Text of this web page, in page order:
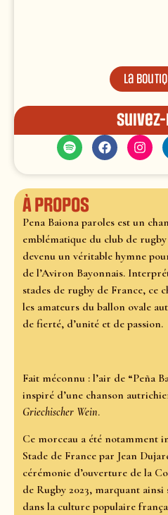
La
À propos
Pena Baiona paroles est un
emblématique du club de
devenu un véritable hymne
de l’Aviron Bayonnais.
stades de rugby de France, ce
les amateurs du ballon ovale
de fierté, d’unité et de passion.
Fait méconnu : l’air de “Peña
inspiré d’une chanson
Griechischer Wein.
Ce morceau a été notamment
Stade de France par Jean
cérémonie d’ouverture de la
de Rugby 2023, marquant
dans la culture populaire